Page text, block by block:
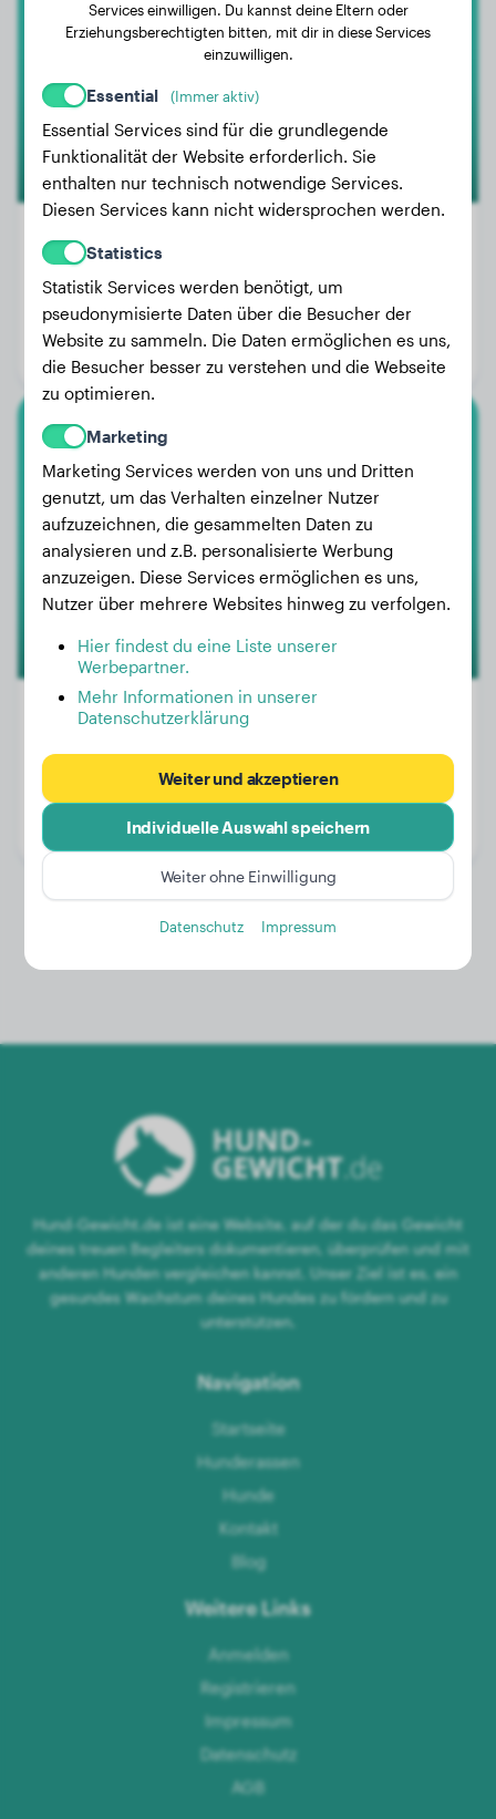
Mila
Gewicht:
Alter:
3 Jahre, 11 Monate
Geschlecht:
Hündinn
Estropajo
1
Alter:
2 Jahre, 3 Monate
Geschlecht:
Hund-Gewicht.de ist eine Website, auf der du das Gewicht
deines treuen Begleiters dokumentieren, überprüfen und mit
anderen Hunden vergleichen kannst. Unser Ziel ist es, ein
gesundes Wachstum deines Hundes zu fördern und zu
unterstützen.
Navigation
Startseite
Hunderassen
Hunde
Kontakt
Blog
Weitere Links
Anmelden
Registrieren
Impressum
Datenschutz
AGB
Services einwilligen. Du kannst deine Eltern oder
Erziehungsberechtigten bitten, mit dir in diese Services
einzuwilligen.
Essential (Immer aktiv)
Essential Services sind für die grundlegende
Funktionalität der Website erforderlich. Sie
enthalten nur technisch notwendige Services.
Diesen Services kann nicht widersprochen werden.
Statistics
Statistik Services werden benötigt, um
pseudonymisierte Daten über die Besucher der
Website zu sammeln. Die Daten ermöglichen es uns,
die Besucher besser zu verstehen und die Webseite
zu optimieren.
Marketing
Marketing Services werden von uns und Dritten
genutzt, um das Verhalten einzelner Nutzer
aufzuzeichnen, die gesammelten Daten zu
analysieren und z.B. personalisierte Werbung
anzuzeigen. Diese Services ermöglichen es uns,
Nutzer über mehrere Websites hinweg zu verfolgen.
Hier findest du eine Liste unserer
Werbepartner.
Mehr Informationen in unserer
Datenschutzerklärung
Weiter und akzeptieren
Individuelle Auswahl speichern
Weiter ohne Einwilligung
Datenschutz Impressum